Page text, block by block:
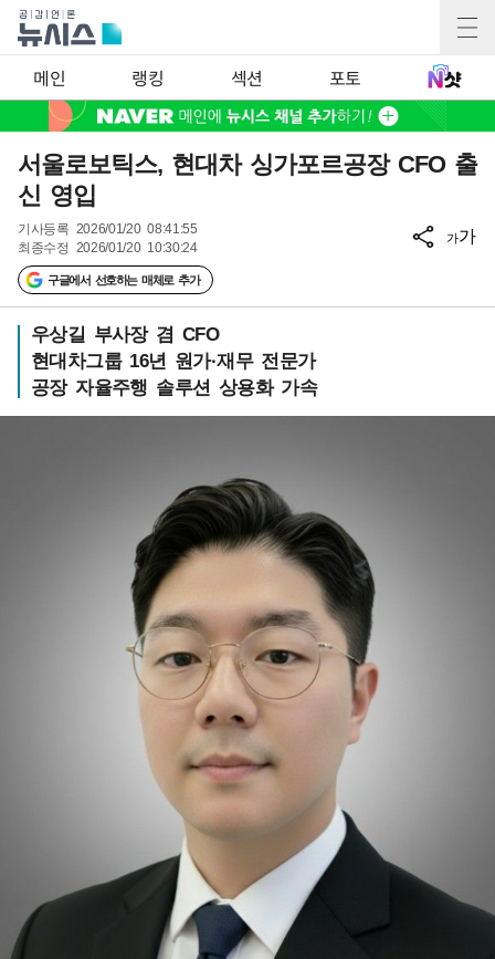
메인 랭킹 섹션 포토
서울로보틱스, 현대차 싱가포르공장 CFO 출
신 영입
기사등록 2026/01/20 08:41:55
최종수정 2026/01/20 10:30:24
구글에서 선호하는 매체로 추가
가가
우상길 부사장 겸 CFO
현대차그룹 16년 원가·재무 전문가
공장 자율주행 솔루션 상용화 가속